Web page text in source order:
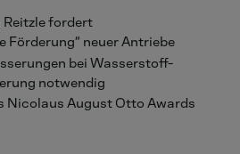
Reitzle fordert
Förderung“ neuer Antriebe
bei Wasserstoff-
notwendig
Nicolaus August Otto Awards